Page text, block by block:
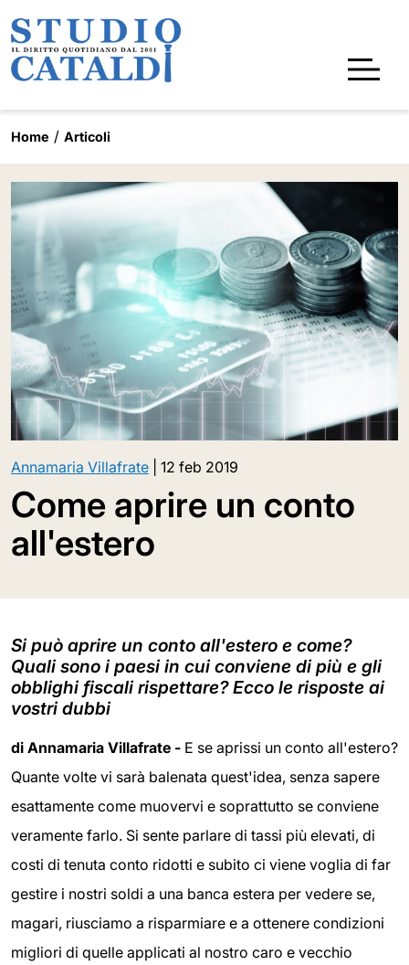
Home Articoli
Annamaria Villafrate 12 feb 2019
Come aprire un conto
all'estero
Si può aprire un conto all'estero e come?
Quali sono i paesi in cui conviene di più e gli
obblighi fiscali rispettare? Ecco le risposte ai
vostri dubbi
di Annamaria Villafrate - E se aprissi un conto all'estero?
Quante volte vi sarà balenata quest'idea, senza sapere
esattamente come muovervi e soprattutto se conviene
veramente farlo. Si sente parlare di tassi più elevati, di
costi di tenuta conto ridotti e subito ci viene voglia di far
gestire i nostri soldi a una banca estera per vedere se,
magari, riusciamo a risparmiare e a ottenere condizioni
migliori di quelle applicati al nostro caro e vecchio